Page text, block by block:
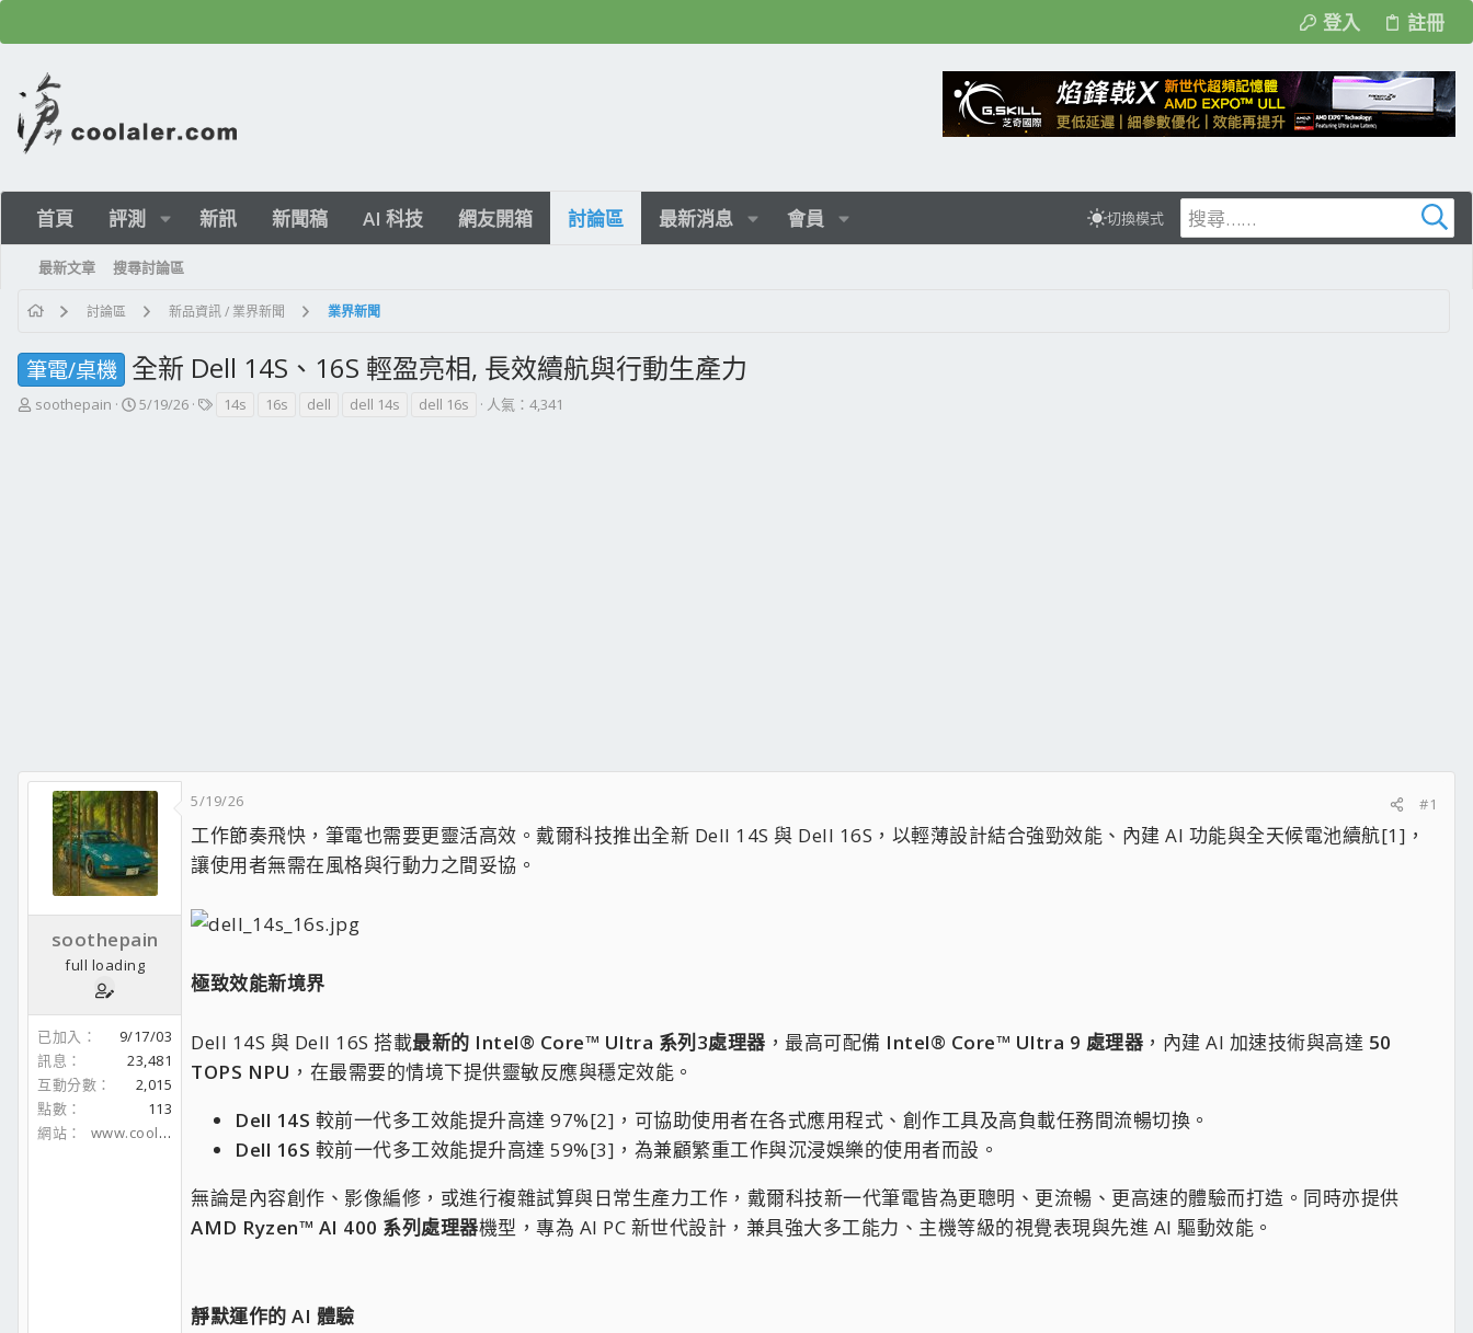
登入 註冊
首頁 評測 新訊 新聞稿 AI 科技 網友開箱 討論區 最新消息 會員 切換模式
最新文章 搜尋討論區
討論區 新品資訊 / 業界新聞 業界新聞
筆電/桌機 全新 Dell 14S、16S 輕盈亮相, 長效續航與行動生產力
主
soothepain
開
5/19/26
標14s 16s dell dell 14s dell 16s 人氣：4,341
soothepain
full loading
已加入
9/17/03
訊息
23,481
互動分數
2,015
點數
113
網站
www.coolaler.com
5/19/26 #1
工作節奏飛快，筆電也需要更靈活高效。戴爾科技推出全新 Dell 14S 與 Dell 16S，以輕薄設計結合強勁效能、內建 AI 功能與全天候電池續航[1]，
讓使用者無需在風格與行動力之間妥協。
極致效能新境界
Dell 14S 與 Dell 16S 搭載最新的 Intel® Core™ Ultra 系列3處理器 ，最高可配備 Intel® Core™ Ultra 9 處理器 ，內建 AI 加速技術與高達 50
TOPS NPU ，在最需要的情境下提供靈敏反應與穩定效能。
Dell 14S 較前一代多工效能提升高達 97%[2]，可協助使用者在各式應用程式、創作工具及高負載任務間流暢切換。
Dell 16S 較前一代多工效能提升高達 59%[3]，為兼顧繁重工作與沉浸娛樂的使用者而設。
無論是內容創作、影像編修，或進行複雜試算與日常生產力工作，戴爾科技新一代筆電皆為更聰明、更流暢、更高速的體驗而打造。同時亦提供
AMD Ryzen™ AI 400 系列處理器機型，專為 AI PC 新世代設計，兼具強大多工能力、主機等級的視覺表現與先進 AI 驅動效能。
靜默運作的 AI 體驗